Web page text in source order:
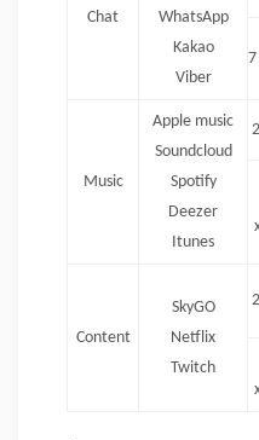
Chat
WhatsApp
Kakao
Viber
7
Music
Apple music
Soundcloud
Spotify
Deezer
Itunes
Content
SkyGO
Netflix
Twitch